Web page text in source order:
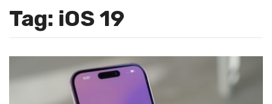
Tag: iOS 19